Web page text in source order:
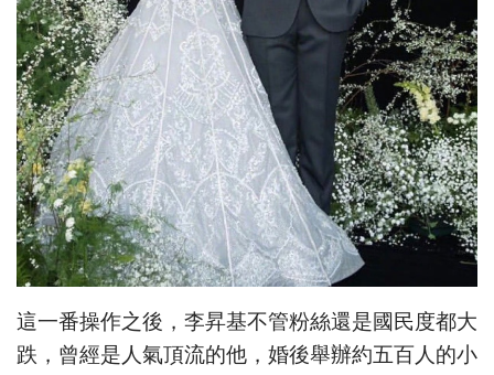
這一番操作之後，李昇基不管粉絲還是國民度都大
跌，曾經是人氣頂流的他，婚後舉辦約五百人的小